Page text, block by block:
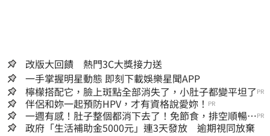
改版大回饋 熱門3C大獎接力送
一手掌握明星動態 即刻下載娛樂星聞APP
檸檬搭配它，臉上斑點全部消失了，小肚子都變平坦了 PR
伴侶和妳一起預防HPV，才有資格說愛妳！ PR
一週有感！肚子整個都消下去了！免節食，排空順暢就
夠
PR
政府「生活補助金5000元」連3天發放 逾期視同放棄